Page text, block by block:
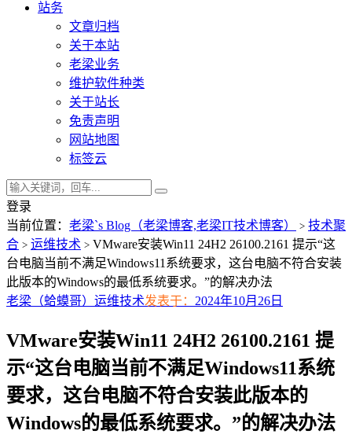
站务
文章归档
关于本站
老梁业务
维护软件种类
关于站长
免责声明
网站地图
标签云
登录
当前位置： 老梁`s Blog（老梁博客,老梁IT技术博客） > 技术聚
合 > 运维技术 > VMware安装Win11 24H2 26100.2161 提示“这
台电脑当前不满足Windows11系统要求，这台电脑不符合安装
此版本的Windows的最低系统要求。”的解决办法
老梁（蛤蟆哥） 运维技术发表于： 2024年10月26日
VMware安装Win11 24H2 26100.2161 提
示“这台电脑当前不满足Windows11系统
要求，这台电脑不符合安装此版本的
Windows的最低系统要求。”的解决办法